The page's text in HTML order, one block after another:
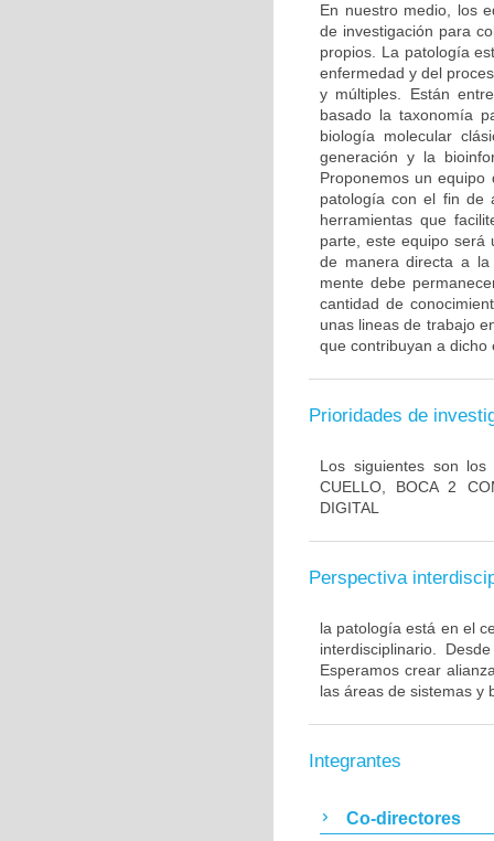
En nuestro medio, los
de investigación para
propios. La patología
enfermedad y del
y múltiples. Están
basado la taxonomía
biología molecular
generación y la
Proponemos un
patología con el fin de
herramientas que
parte, este equipo será
de manera directa a
mente debe
cantidad de
unas lineas de trabajo
que contribuyan a dicho
Prioridades de
Los siguientes son los
CUELLO, BOCA 2
DIGITAL
Perspectiva
la patología está en el
interdisciplinario.
Esperamos crear
las áreas de sistemas y
Integrantes
Co-directores